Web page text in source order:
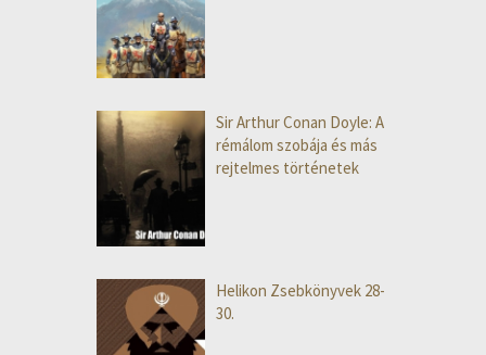
Sir Arthur Conan Doyle: A
rémálom szobája és más
rejtelmes történetek
Helikon Zsebkönyvek 28-
30.